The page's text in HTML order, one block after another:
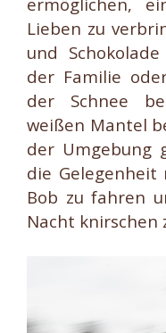
Lieben zu
und
der Familie
der Schnee
weißen Mantel
der Umgebung
die
Bob zu fahren
Nacht knirschen